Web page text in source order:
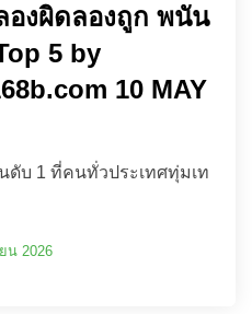
องผิดลองถูก พนัน
5 by
10 MAY
ดับ 1 ที่คนทั่วประเทศทุ่มเท
น 2026